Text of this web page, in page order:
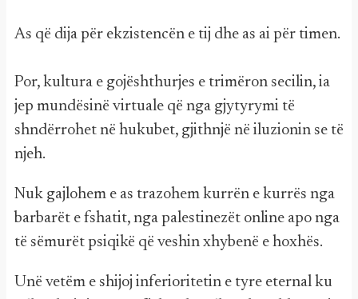
As që dija për ekzistencën e tij dhe as ai për timen.
Por, kultura e gojështhurjes e trimëron secilin, ia
jep mundësinë virtuale që nga gjytyrymi të
shndërrohet në hukubet, gjithnjë në iluzionin se të
njeh.
Nuk gajlohem e as trazohem kurrën e kurrës nga
barbarët e fshatit, nga palestinezët online apo nga
të sëmurët psiqikë që veshin xhybenë e hoxhës.
Unë vetëm e shijoj inferioritetin e tyre eternal ku